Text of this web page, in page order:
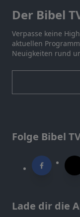
Der Bibel
Verpasse keine
aktuellen
Neuigkeiten rund
Folge Bibel
Lade dir die